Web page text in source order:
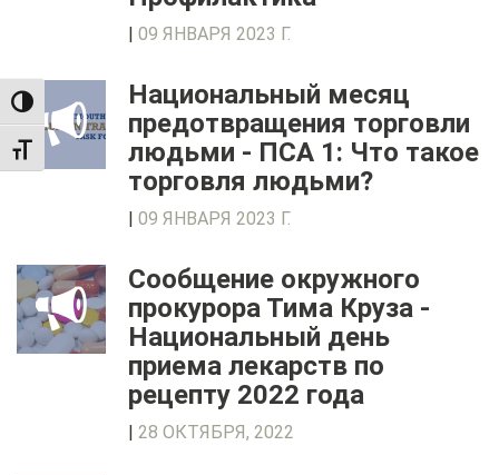
TOGGLE HIGH CONTRAST
TOGGLE FONT SIZE
| 09 ЯНВАРЯ 2023 Г.
Национальный месяц
предотвращения торговли
людьми - ПСА 1: Что такое
торговля людьми?
| 09 ЯНВАРЯ 2023 Г.
Сообщение окружного
прокурора Тима Круза -
Национальный день
приема лекарств по
рецепту 2022 года
| 28 ОКТЯБРЯ, 2022